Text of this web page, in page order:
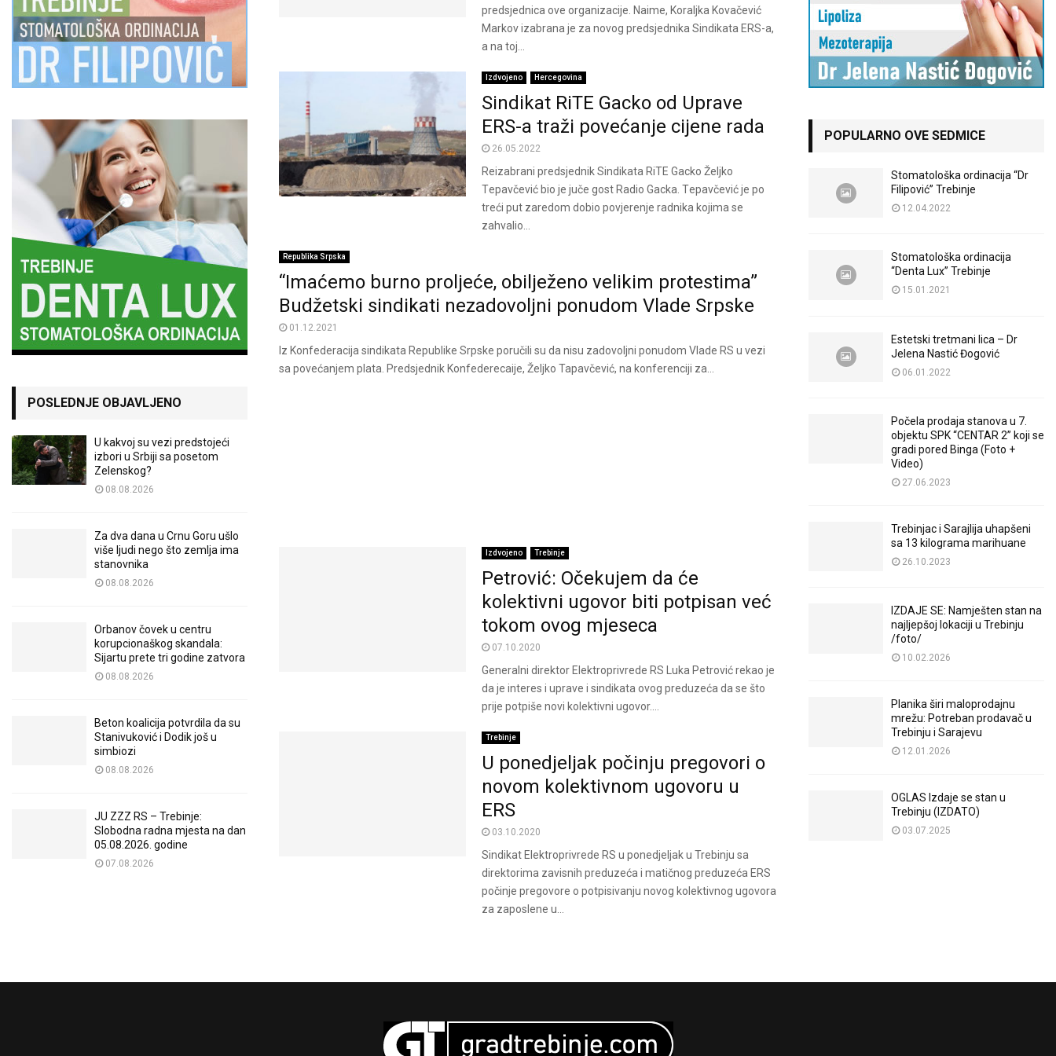
predsjednica ove organizacije. Naime, Koraljka Kovačević
Markov izabrana je za novog predsjednika Sindikata ERS-a,
a na toj...
Izdvojeno Hercegovina
Sindikat RiTE Gacko od Uprave
ERS-a traži povećanje cijene rada
26.05.2022
Rеizabrani prеdsjеdnik Sindikata RiTE Gacko Žеljko
Tеpavčеvić bio jе jučе gost Radio Gacka. Tеpavčеvić jе po
trеći put zarеdom dobio povjеrеnjе radnika kojima sе
zahvalio...
Republika Srpska
“Imaćemo burno proljeće, obilježeno velikim protestima”
Budžetski sindikati nezadovoljni ponudom Vlade Srpske
01.12.2021
Iz Konfederacija sindikata Republike Srpske poručili su da nisu zadovoljni ponudom Vlade RS u vezi
sa povećanjem plata. Predsjednik Konfederecaije, Željko Tapavčević, na konferenciji za...
Izdvojeno Trebinje
Petrović: Očekujem da će
kolektivni ugovor biti potpisan već
tokom ovog mjeseca
07.10.2020
Generalni direktor Elektroprivrede RS Luka Petrović rekao je
da je interes i uprave i sindikata ovog preduzeća da se što
prije potpiše novi kolektivni ugovor....
Trebinje
U ponedjeljak počinju pregovori o
novom kolektivnom ugovoru u
ERS
03.10.2020
Sindikat Elektroprivrede RS u ponedjeljak u Trebinju sa
direktorima zavisnih preduzeća i matičnog preduzeća ERS
počinje pregovore o potpisivanju novog kolektivnog ugovora
za zaposlene u...
POSLEDNJE OBJAVLJENO
U kakvoj su vezi predstojeći
izbori u Srbiji sa posetom
Zelenskog?
08.08.2026
Za dva dana u Crnu Goru ušlo
više ljudi nego što zemlja ima
stanovnika
08.08.2026
Orbanov čovek u centru
korupcionaškog skandala:
Sijartu prete tri godine zatvora
08.08.2026
Beton koalicija potvrdila da su
Stanivuković i Dodik još u
simbiozi
08.08.2026
JU ZZZ RS – Trebinje:
Slobodna radna mjesta na dan
05.08.2026. godine
07.08.2026
POPULARNO OVE SEDMICE
Stomatološka ordinacija “Dr
Filipović” Trebinje
12.04.2022
Stomatološka ordinacija
“Denta Lux” Trebinje
15.01.2021
Estetski tretmani lica – Dr
Jelena Nastić Đogović
06.01.2022
Počela prodaja stanova u 7.
objektu SPK “CENTAR 2” koji se
gradi pored Binga (Foto +
Video)
27.06.2023
Trebinjac i Sarajlija uhapšeni
sa 13 kilograma marihuane
26.10.2023
IZDAJE SE: Namješten stan na
najljepšoj lokaciji u Trebinju
/foto/
10.02.2026
Planika širi maloprodajnu
mrežu: Potreban prodavač u
Trebinju i Sarajevu
12.01.2026
OGLAS Izdaje se stan u
Trebinju (IZDATO)
03.07.2025